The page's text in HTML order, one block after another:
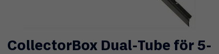
CollectorBox Dual-Tube för 5-